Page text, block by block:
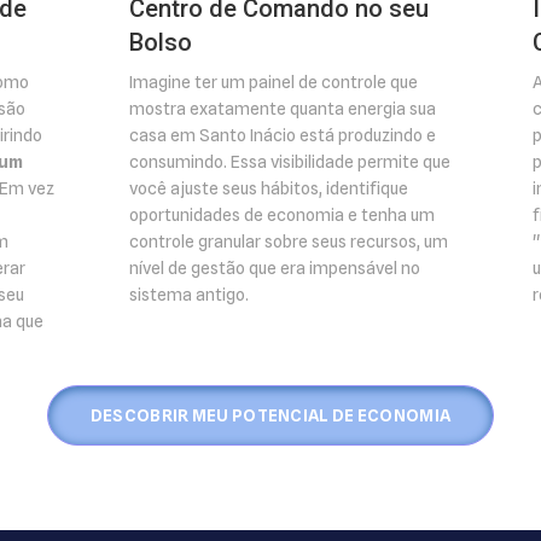
vez
que
Centro de Comando no seu
Bolso
Imagine ter um painel de controle que
mostra exatamente quanta energia sua
casa em Santo Inácio está produzindo e
consumindo. Essa visibilidade permite que
você ajuste seus hábitos, identifique
oportunidades de economia e tenha um
controle granular sobre seus recursos, um
nível de gestão que era impensável no
sistema antigo.
DESCOBRIR MEU POTENCIAL DE ECONOMIA